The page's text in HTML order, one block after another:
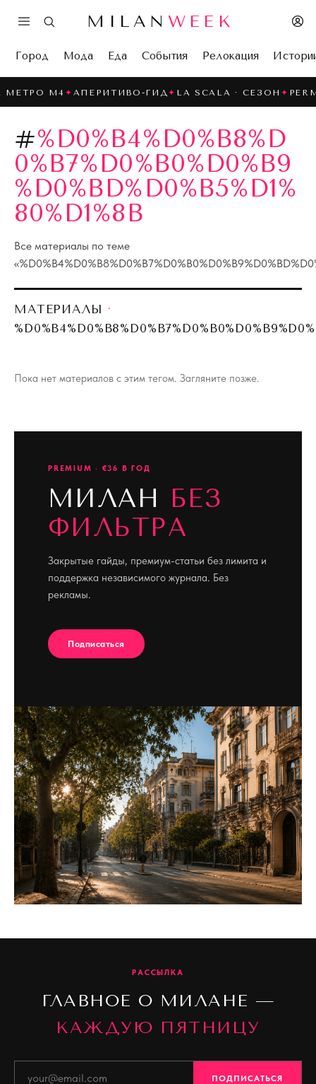
MILAN WEEK
Город Мода Еда События Релокация
M4✦ АПЕРИТИВО-ГИД ✦LA SCALA · СЕЗОН ✦
#%D0%B4%D0%B8%D
0%B7%D0%B0%D0%B9
%D0%BD%D0%B5%D1%
80%D1%8B
Все материалы по теме
«
МАТЕРИАЛЫ ·
Пока нет материалов с этим тегом. Загляните позже.
PREMIUM · €36 В ГОД
МИЛАН БЕЗ
ФИЛЬТРА
Закрытые гайды, премиум-статьи без лимита и
поддержка независимого журнала. Без
рекламы.
Подписаться
РАССЫЛКА
ГЛАВНОЕ О МИЛАНЕ —
КАЖДУЮ ПЯТНИЦУ
ПОДПИСАТЬСЯ